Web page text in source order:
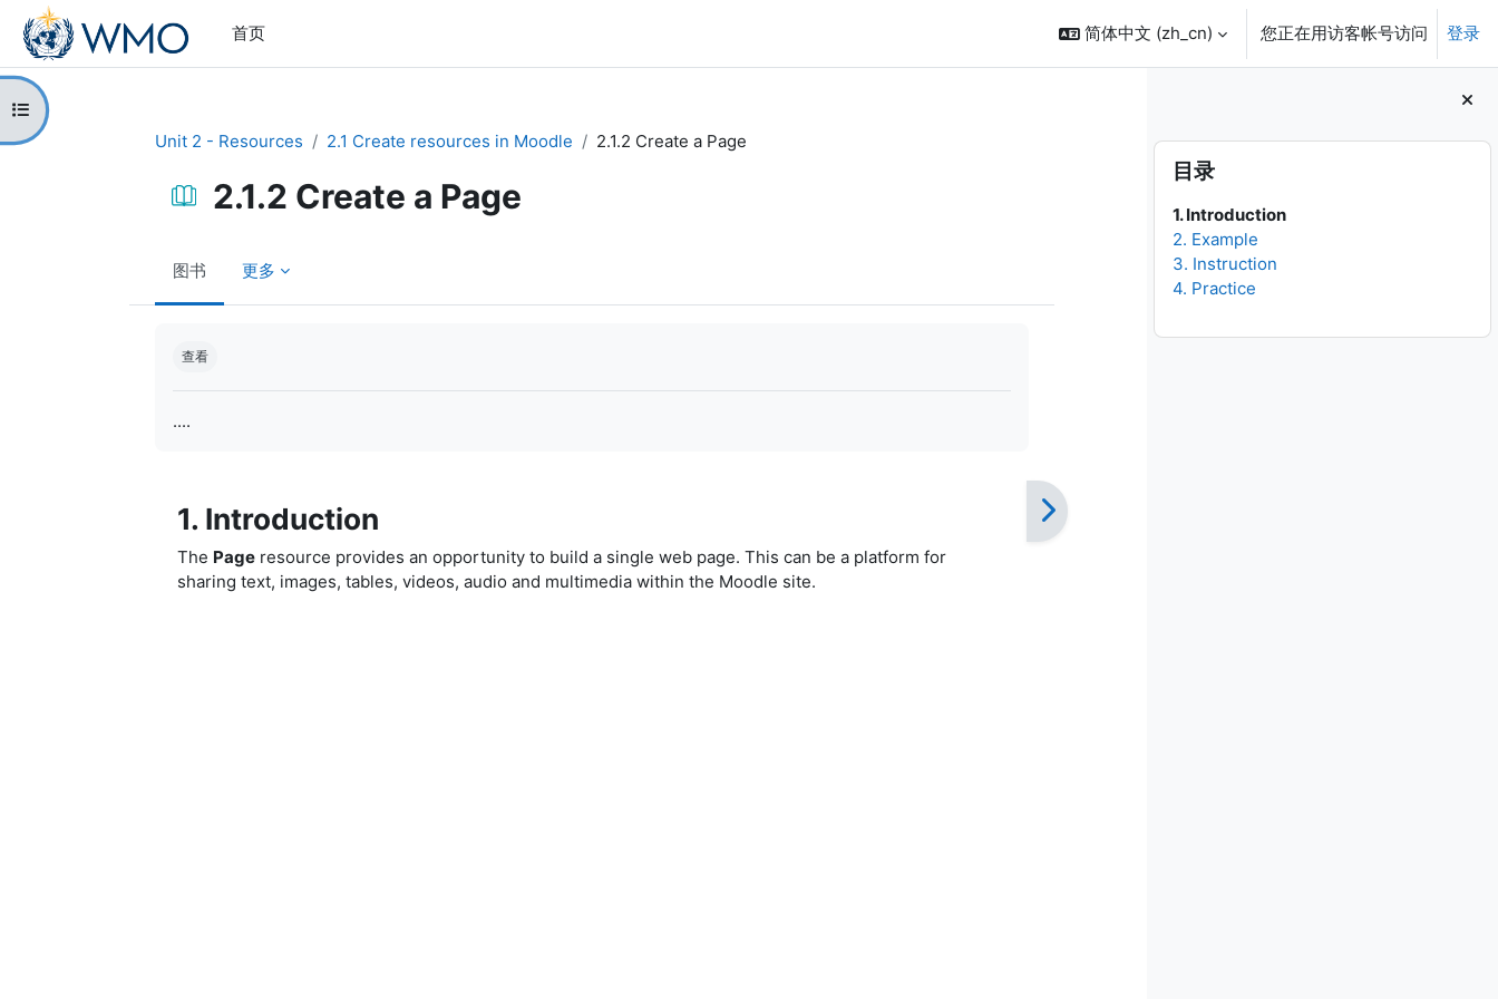
跳到主要内容
首页
简体中文 ‎(zh_cn)‎ 您正在用访客帐号访问 登录
版块
跳过 目录
目录
1. Introduction
2. Example
3. Instruction
4. Practice
打开课程索引
Unit 2 - Resources
2.1 Create resources in Moodle 2.1.2 Create a Page
2.1.2 Create a Page
图书 更多
查看
....
1. Introduction
The Pageresource provides an opportunity to build a single web page. This can be a platform for
sharing text, images, tables, videos, audio and multimedia within the Moodle site.